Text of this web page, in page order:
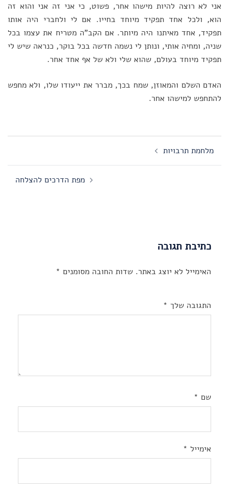
אני לא רוצה להיות מישהו אחר, פשוט, כי אני זה אני והוא זה
הוא, ולכל אחד תפקיד מיוחד בחייו. אם לי ולחברי היה אותו
תפקיד, אחד מאיתנו היה מיותר. אם הקב"ה מטריח את עצמו בכל
שניה, ומחיה אותי, ונותן לי נשמה חדשה בכל בוקר, כנראה שיש לי
תפקיד מיוחד בעולם, שהוא שלי ולא של אף אחד אחר.
האדם השלם והמאוזן, שמח בכך, מברר את ייעודו שלו, ולא מחפש
להתחפש למישהו אחר.
navigation
מלחמת תרבויות
מפת הדרכים להצלחה
כתיבת תגובה
האימייל לא יוצג באתר. שדות החובה מסומנים *
התגובה שלך *
שם *
אימייל *